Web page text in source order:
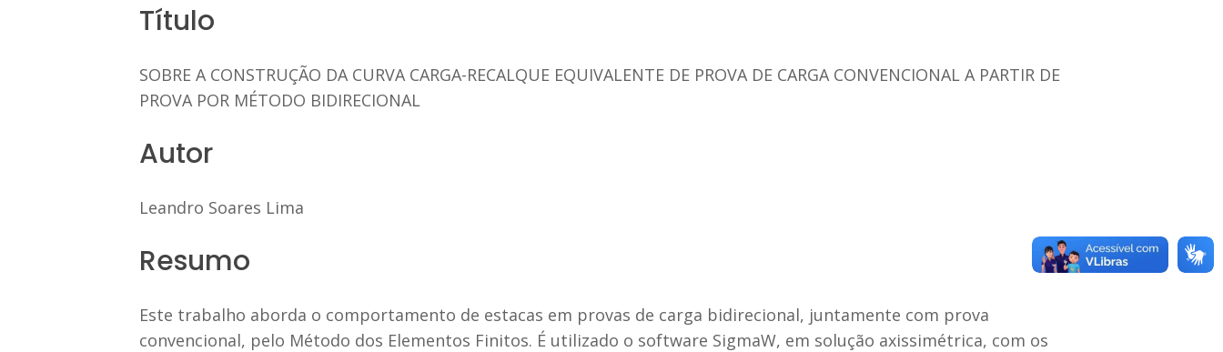
Título
SOBRE A CONSTRUÇÃO DA CURVA CARGA-RECALQUE EQUIVALENTE DE PROVA DE CARGA CONVENCIONAL A PARTIR DE
PROVA POR MÉTODO BIDIRECIONAL
Autor
Leandro Soares Lima
Resumo
Este trabalho aborda o comportamento de estacas em provas de carga bidirecional, juntamente com prova
convencional, pelo Método dos Elementos Finitos. É utilizado o software SigmaW, em solução axissimétrica, com os